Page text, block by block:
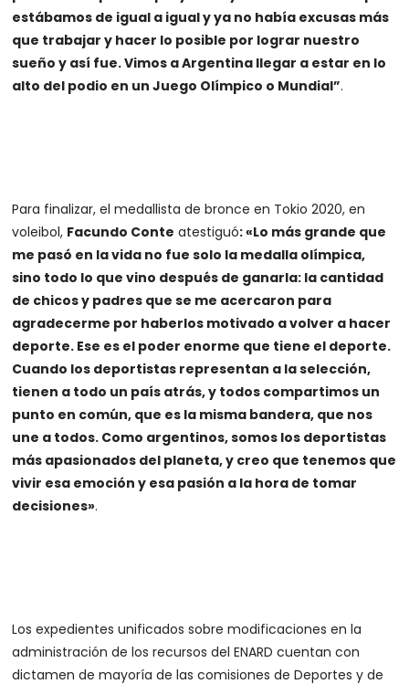
estábamos de igual a igual y ya no había excusas más
que trabajar y hacer lo posible por lograr nuestro
sueño y así fue. Vimos a Argentina llegar a estar en lo
alto del podio en un Juego Olímpico o Mundial”.
Para finalizar, el medallista de bronce en Tokio 2020, en
voleibol, Facundo Conte atestiguó: «Lo más grande que
me pasó en la vida no fue solo la medalla olímpica,
sino todo lo que vino después de ganarla: la cantidad
de chicos y padres que se me acercaron para
agradecerme por haberlos motivado a volver a hacer
deporte. Ese es el poder enorme que tiene el deporte.
Cuando los deportistas representan a la selección,
tienen a todo un país atrás, y todos compartimos un
punto en común, que es la misma bandera, que nos
une a todos. Como argentinos, somos los deportistas
más apasionados del planeta, y creo que tenemos que
vivir esa emoción y esa pasión a la hora de tomar
decisiones».
Los expedientes unificados sobre modificaciones en la
administración de los recursos del ENARD cuentan con
dictamen de mayoría de las comisiones de Deportes y de